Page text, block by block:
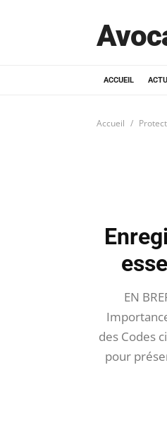
ACCUEIL
Accueil
EN
des Codes
pour